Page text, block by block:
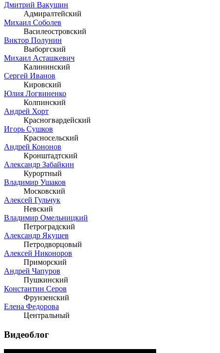
Дмитрий Вакушин
Адмиралтейский
Михаил Соболев
Василеостровский
Виктор Полунин
Выборгский
Михаил Асташкевич
Калининский
Сергей Иванов
Кировский
Юлия Логвиненко
Колпинский
Андрей Хорт
Красногвардейский
Игорь Сушков
Красносельский
Андрей Кононов
Кронштадтский
Александр Забайкин
Курортный
Владимир Ушаков
Московский
Алексей Гульчук
Невский
Владимир Омельницкий
Петроградский
Александр Якушев
Петродворцовый
Алексей Никоноров
Приморский
Андрей Чапуров
Пушкинский
Константин Серов
Фрунзенский
Елена Федорова
Центральный
Видеоблог